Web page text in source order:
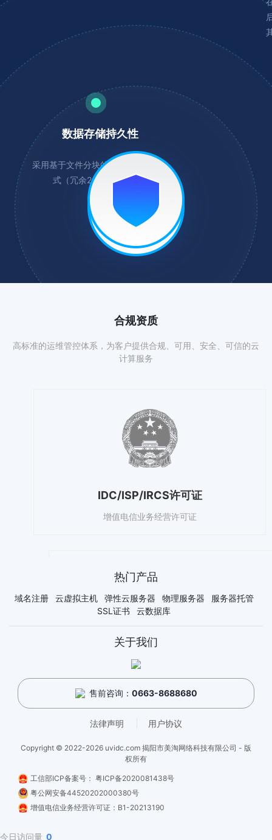
数据存储持久性
采用基于文件分块的完全副本冗余方
式（冗余2份，副本3份）
合规资质
高标准的运维管控体系，为客户提供合规、可用、安全、可信的云
计算服务
IDC/ISP/IRCS许可证
增值电信业务经营许可证
系统著作权
计算机软件著作权登记
热门产品
域名注册 云虚拟主机 弹性云服务器 物理服务器
服务器托管
SSL证书
云数据库
关于我们
售前咨询： 0663-8688680
法律声明 用户协议
Copyright © 2022-2026 uvidc.com 揭阳市美淘网络科技有限公司 - 版
权所有
工信部ICP备案号： 粤ICP备2020081438号
粤公网安备44520202000380号
增值电信业务经营许可证：B1-20213190
今日访问量 0